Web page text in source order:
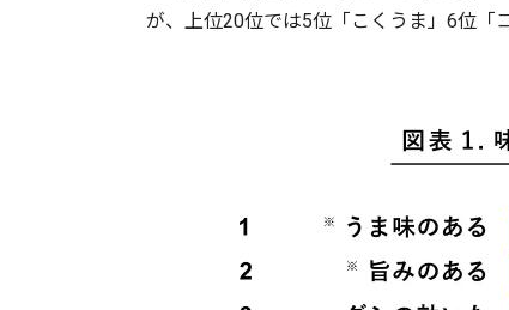
が、上位20位では5位「こくうま」6位「